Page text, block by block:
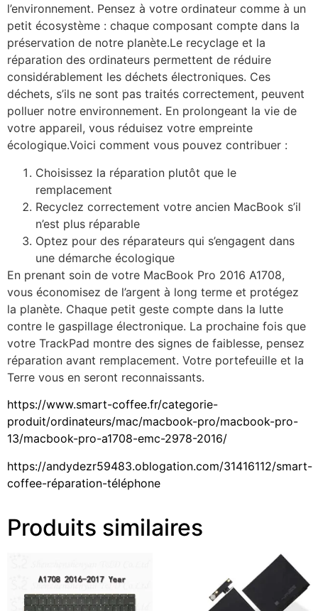
l’environnement. Pensez à votre ordinateur comme à un
petit écosystème : chaque composant compte dans la
préservation de notre planète.Le recyclage et la
réparation des ordinateurs permettent de réduire
considérablement les déchets électroniques. Ces
déchets, s’ils ne sont pas traités correctement, peuvent
polluer notre environnement. En prolongeant la vie de
votre appareil, vous réduisez votre empreinte
écologique.Voici comment vous pouvez contribuer :
Choisissez la réparation plutôt que le
remplacement
Recyclez correctement votre ancien MacBook s’il
n’est plus réparable
Optez pour des réparateurs qui s’engagent dans
une démarche écologique
En prenant soin de votre MacBook Pro 2016 A1708,
vous économisez de l’argent à long terme et protégez
la planète. Chaque petit geste compte dans la lutte
contre le gaspillage électronique. La prochaine fois que
votre TrackPad montre des signes de faiblesse, pensez
réparation avant remplacement. Votre portefeuille et la
Terre vous en seront reconnaissants.
https://www.smart-coffee.fr/categorie-
produit/ordinateurs/mac/macbook-pro/macbook-pro-
13/macbook-pro-a1708-emc-2978-2016/
https://andydezr59483.oblogation.com/31416112/smart-
coffee-réparation-téléphone
Produits similaires